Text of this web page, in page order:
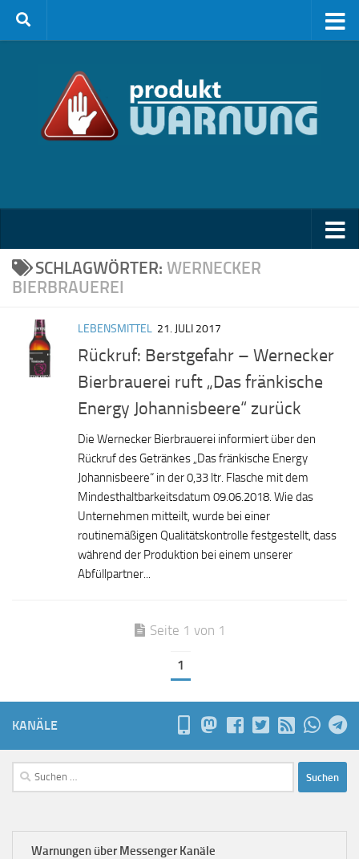
Zum Inhalt springen
SCHLAGWÖRTER: WERNECKER
BIERBRAUEREI
LEBENSMITTEL 21. JULI 2017
Rückruf: Berstgefahr – Wernecker
Bierbrauerei ruft „Das fränkische
Energy Johannisbeere“ zurück
Die Wernecker Bierbrauerei informiert über den
Rückruf des Getränkes „Das fränkische Energy
Johannisbeere“ in der 0,33 ltr. Flasche mit dem
Mindesthaltbarkeitsdatum 09.06.2018. Wie das
Unternehmen mitteilt, wurde bei einer
routinemäßigen Qualitätskontrolle festgestellt, dass
während der Produktion bei einem unserer
Abfüllpartner...
Seite 1 von 1
1
KANÄLE
Suchen
nach:
Warnungen über Messenger Kanäle